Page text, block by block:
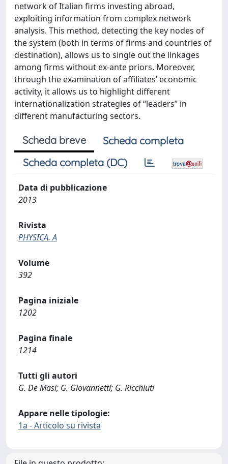
network of Italian firms investing abroad,
exploiting information from complex network
analysis. This method, detecting the key nodes of
the system (both in terms of firms and countries of
destination), allows us to single out the linkages
among firms without ex-ante priors. Moreover,
through the examination of affiliates’ economic
activity, it allows us to highlight different
internationalization strategies of “leaders” in
different manufacturing sectors.
Scheda breve
Scheda completa
Scheda completa (DC)
Data di pubblicazione
2013
Rivista
PHYSICA. A
Volume
392
Pagina iniziale
1202
Pagina finale
1214
Tutti gli autori
G. De Masi; G. Giovannetti; G. Ricchiuti
Appare nelle tipologie:
1a - Articolo su rivista